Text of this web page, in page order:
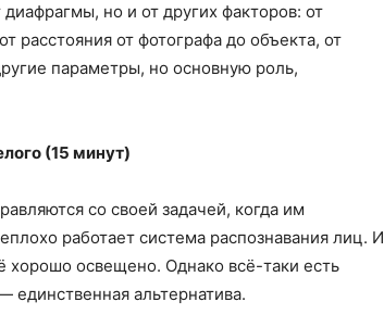
но и от других факторов: от
расстояния от фотографа до объекта, от
параметры, но основную роль,
(15 минут)
со своей задачей, когда им
работает система распознавания лиц. И
хорошо освещено. Однако всё-таки есть
единственная альтернатива.